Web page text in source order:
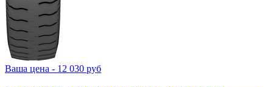
Ваша цена - 12 030 руб